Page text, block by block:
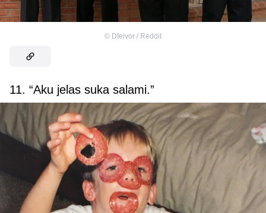
© Dfeivor / Reddit
11. “Aku jelas suka salami.”